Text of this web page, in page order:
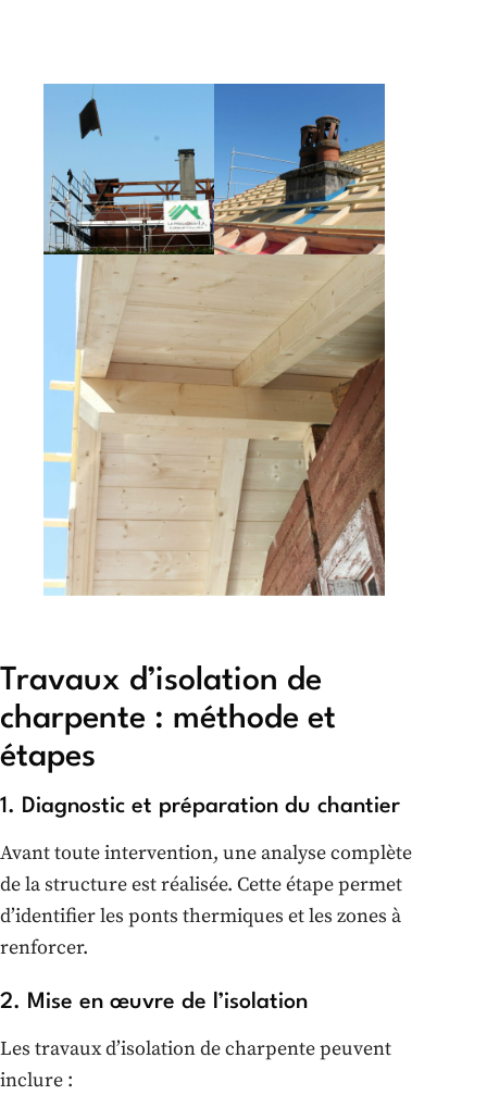
Travaux d’isolation de
charpente : méthode et
étapes
1. Diagnostic et préparation du chantier
Avant toute intervention, une analyse complète
de la structure est réalisée. Cette étape permet
d’identifier les ponts thermiques et les zones à
renforcer.
2. Mise en œuvre de l’isolation
Les travaux d’isolation de charpente peuvent
inclure :